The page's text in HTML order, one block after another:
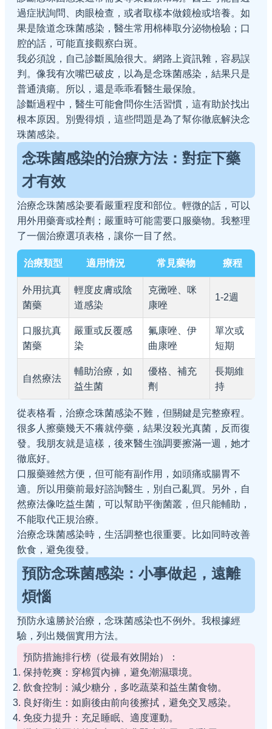
過症狀詢問、肉眼檢查，或者取樣本做鏡檢或培養。如
果是陰道念珠菌感染，醫生常用棉棒取分泌物檢驗；口
腔的話，可能直接觀察白斑。
我必須說，自己診斷風險很大。網路上資訊雜，容易誤
判。像我有次嘴巴破皮，以為是念珠菌感染，結果只是
普通潰瘍。所以，還是乖乖看醫生最保險。
診斷過程中，醫生可能會問你生活習慣，這有助於找出
根本原因。別覺得煩，這些問題是為了幫你徹底解決念
珠菌感染。
念珠菌感染的治療方法：對症下藥
才有效
治療念珠菌感染要看嚴重程度和部位。輕微的話，可以
用外用藥膏或栓劑；嚴重時可能需要口服藥物。我整理
了一個治療選項表格，讓你一目了然。
治療類型 適用情況 常見藥物 療程
外用抗真
菌藥
輕度皮膚或陰
道感染
克黴唑、咪
康唑
1-2週
口服抗真
菌藥
嚴重或反覆感
染
氟康唑、伊
曲康唑
單次或
短期
自然療法
輔助治療，如
益生菌
優格、補充
劑
長期維
持
從表格看，治療念珠菌感染不難，但關鍵是完整療程。
很多人擦藥幾天不癢就停藥，結果沒殺光真菌，反而復
發。我朋友就是這樣，後來醫生強調要擦滿一週，她才
徹底好。
口服藥雖然方便，但可能有副作用，如頭痛或腸胃不
適。所以用藥前最好諮詢醫生，別自己亂買。另外，自
然療法像吃益生菌，可以幫助平衡菌叢，但只能輔助，
不能取代正規治療。
治療念珠菌感染時，生活調整也很重要。比如同時改善
飲食，避免復發。
預防念珠菌感染：小事做起，遠離
煩惱
預防永遠勝於治療，念珠菌感染也不例外。我根據經
驗，列出幾個實用方法。
預防措施排行榜（從最有效開始）：
保持乾爽：穿棉質內褲，避免潮濕環境。
飲食控制：減少糖分，多吃蔬菜和益生菌食物。
良好衛生：如廁後由前向後擦拭，避免交叉感染。
免疫力提升：充足睡眠、適度運動。